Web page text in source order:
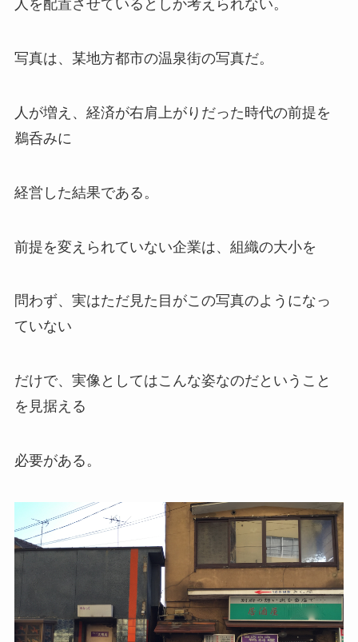
人を配置させているとしか考えられない。
写真は、某地方都市の温泉街の写真だ。
人が増え、経済が右肩上がりだった時代の前提を
鵜呑みに
経営した結果である。
前提を変えられていない企業は、組織の大小を
問わず、実はただ見た目がこの写真のようになっ
ていない
だけで、実像としてはこんな姿なのだということ
を見据える
必要がある。